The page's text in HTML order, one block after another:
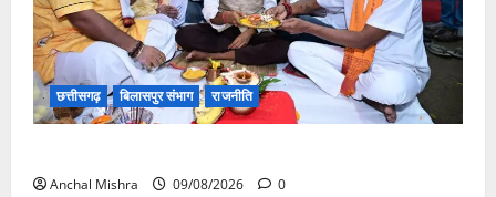
छत्तीसगढ़ बिलासपुर संभाग राजनीति
Anchal Mishra 09/08/2026 0